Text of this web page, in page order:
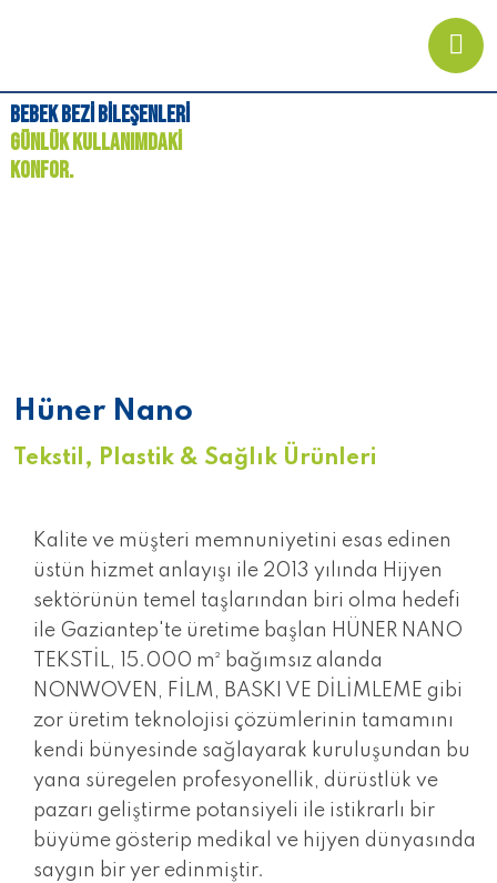
BEBEKBEZIBILEŞENLERI
GÜNLÜKKULLANIMDAKI
KONFOR.
Hüner Nano
Tekstil, Plastik & Sağlık Ürünleri
Kalite ve müşteri memnuniyetini esas edinen
üstün hizmet anlayışı ile 2013 yılında Hijyen
sektörünün temel taşlarından biri olma hedefi
ile Gaziantep'te üretime başlan HÜNER NANO
TEKSTİL, 15.000 m² bağımsız alanda
NONWOVEN, FİLM, BASKI VE DİLİMLEME gibi
zor üretim teknolojisi çözümlerinin tamamını
kendi bünyesinde sağlayarak kuruluşundan bu
yana süregelen profesyonellik, dürüstlük ve
pazarı geliştirme potansiyeli ile istikrarlı bir
büyüme gösterip medikal ve hijyen dünyasında
saygın bir yer edinmiştir.